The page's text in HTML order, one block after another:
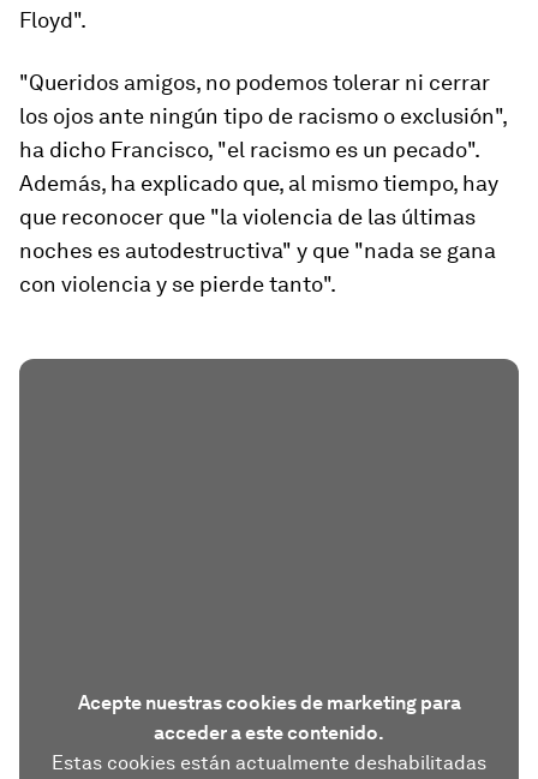
Floyd".
"Queridos amigos, no podemos tolerar ni cerrar
los ojos ante ningún tipo de racismo o exclusión",
ha dicho Francisco, "el racismo es un pecado".
Además, ha explicado que, al mismo tiempo, hay
que reconocer que "la violencia de las últimas
noches es autodestructiva" y que "nada se gana
con violencia y se pierde tanto".
Acepte nuestras cookies de marketing para
acceder a este contenido.
Estas cookies están actualmente deshabilitadas